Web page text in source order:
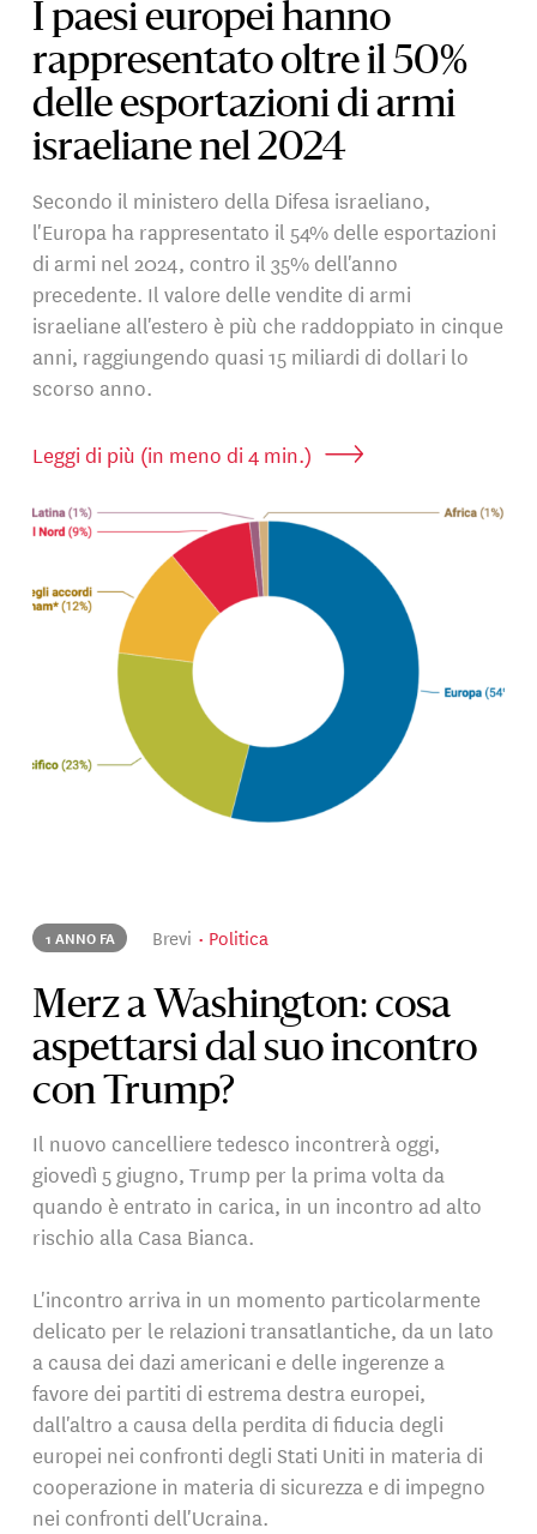
I paesi europei hanno
rappresentato oltre il 50%
delle esportazioni di armi
israeliane nel 2024
Secondo il ministero della Difesa israeliano,
l'Europa ha rappresentato il 54% delle esportazioni
di armi nel 2024, contro il 35% dell'anno
precedente. Il valore delle vendite di armi
israeliane all'estero è più che raddoppiato in cinque
anni, raggiungendo quasi 15 miliardi di dollari lo
scorso anno.
Leggi di più (in meno di 4 min.)
1 ANNO FA Brevi Politica
Merz a Washington: cosa
aspettarsi dal suo incontro
con Trump?
Il nuovo cancelliere tedesco incontrerà oggi,
giovedì 5 giugno, Trump per la prima volta da
quando è entrato in carica, in un incontro ad alto
rischio alla Casa Bianca.
L'incontro arriva in un momento particolarmente
delicato per le relazioni transatlantiche, da un lato
a causa dei dazi americani e delle ingerenze a
favore dei partiti di estrema destra europei,
dall'altro a causa della perdita di fiducia degli
europei nei confronti degli Stati Uniti in materia di
cooperazione in materia di sicurezza e di impegno
nei confronti dell'Ucraina.